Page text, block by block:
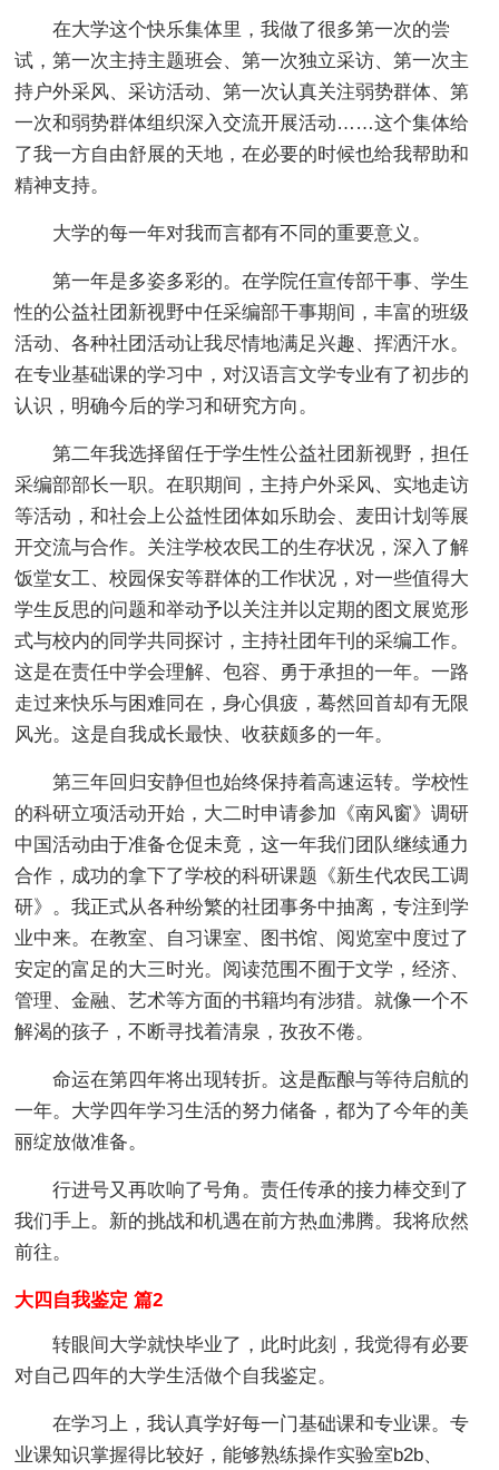
在大学这个快乐集体里，我做了很多第一次的尝
试，第一次主持主题班会、第一次独立采访、第一次主
持户外采风、采访活动、第一次认真关注弱势群体、第
一次和弱势群体组织深入交流开展活动……这个集体给
了我一方自由舒展的天地，在必要的时候也给我帮助和
精神支持。
大学的每一年对我而言都有不同的重要意义。
第一年是多姿多彩的。在学院任宣传部干事、学生
性的公益社团新视野中任采编部干事期间，丰富的班级
活动、各种社团活动让我尽情地满足兴趣、挥洒汗水。
在专业基础课的学习中，对汉语言文学专业有了初步的
认识，明确今后的学习和研究方向。
第二年我选择留任于学生性公益社团新视野，担任
采编部部长一职。在职期间，主持户外采风、实地走访
等活动，和社会上公益性团体如乐助会、麦田计划等展
开交流与合作。关注学校农民工的生存状况，深入了解
饭堂女工、校园保安等群体的工作状况，对一些值得大
学生反思的问题和举动予以关注并以定期的图文展览形
式与校内的同学共同探讨，主持社团年刊的采编工作。
这是在责任中学会理解、包容、勇于承担的一年。一路
走过来快乐与困难同在，身心俱疲，蓦然回首却有无限
风光。这是自我成长最快、收获颇多的一年。
第三年回归安静但也始终保持着高速运转。学校性
的科研立项活动开始，大二时申请参加《南风窗》调研
中国活动由于准备仓促未竟，这一年我们团队继续通力
合作，成功的拿下了学校的科研课题《新生代农民工调
研》。我正式从各种纷繁的社团事务中抽离，专注到学
业中来。在教室、自习课室、图书馆、阅览室中度过了
安定的富足的大三时光。阅读范围不囿于文学，经济、
管理、金融、艺术等方面的书籍均有涉猎。就像一个不
解渴的孩子，不断寻找着清泉，孜孜不倦。
命运在第四年将出现转折。这是酝酿与等待启航的
一年。大学四年学习生活的努力储备，都为了今年的美
丽绽放做准备。
行进号又再吹响了号角。责任传承的接力棒交到了
我们手上。新的挑战和机遇在前方热血沸腾。我将欣然
前往。
大四自我鉴定 篇2
转眼间大学就快毕业了，此时此刻，我觉得有必要
对自己四年的大学生活做个自我鉴定。
在学习上，我认真学好每一门基础课和专业课。专
业课知识掌握得比较好，能够熟练操作实验室b2b、